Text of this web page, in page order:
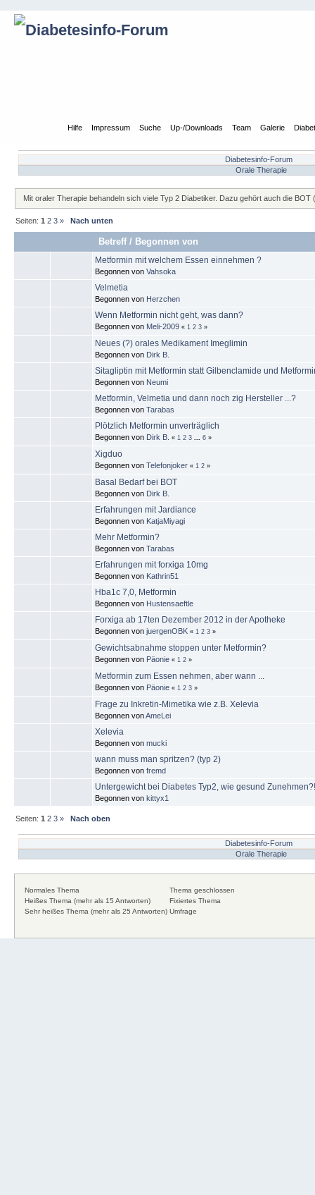
Hilfe Impressum Suche Up-/Downloads Team Galerie
Diabetesinfo-Forum
Orale Therapie
Mit oraler Therapie behandeln sich viele Typ 2 Diabetiker. Dazu gehört auch die
Seiten:1 2 3 » Nach unten
Betreff/ Begonnen von
Metformin mit welchem Essen einnehmen ?
Begonnen von Vahsoka
Velmetia
Begonnen von Herzchen
Wenn Metformin nicht geht, was dann?
Begonnen von Meli-2009 « 1 2 3 »
Neues (?) orales Medikament Imeglimin
Begonnen von Dirk B.
Sitagliptin mit Metformin statt Gilbenclamide und
Begonnen von Neumi
Metformin, Velmetia und dann noch zig Hersteller ...?
Begonnen von Tarabas
Plötzlich Metformin unverträglich
Begonnen von Dirk B. « 1 2 3 6 »
Xigduo
Begonnen von Telefonjoker « 1 2 »
Basal Bedarf bei BOT
Begonnen von Dirk B.
Erfahrungen mit Jardiance
Begonnen von KatjaMiyagi
Mehr Metformin?
Begonnen von Tarabas
Erfahrungen mit forxiga 10mg
Begonnen von Kathrin51
Hba1c 7,0, Metformin
Begonnen von Hustensaeftle
Forxiga ab 17ten Dezember 2012 in der Apotheke
Begonnen von juergenOBK « 1 2 3 »
Gewichtsabnahme stoppen unter Metformin?
Begonnen von Päonie « 1 2 »
Metformin zum Essen nehmen, aber wann ...
Begonnen von Päonie « 1 2 3 »
Frage zu Inkretin-Mimetika wie z.B. Xelevia
Begonnen vonAmeLei
Xelevia
Begonnen von mucki
wann muss man spritzen? (typ 2)
Begonnen von fremd
Untergewicht bei Diabetes Typ2, wie gesund Zunehmen?!
Begonnen von kittyx1
Seiten:1 2 3 » Nach oben
Diabetesinfo-Forum
Orale Therapie
Normales Thema
Heißes Thema (mehr als 15 Antworten)
Sehr heißes Thema (mehr als 25 Antworten)
Thema geschlossen
Fixiertes Thema
Umfrage